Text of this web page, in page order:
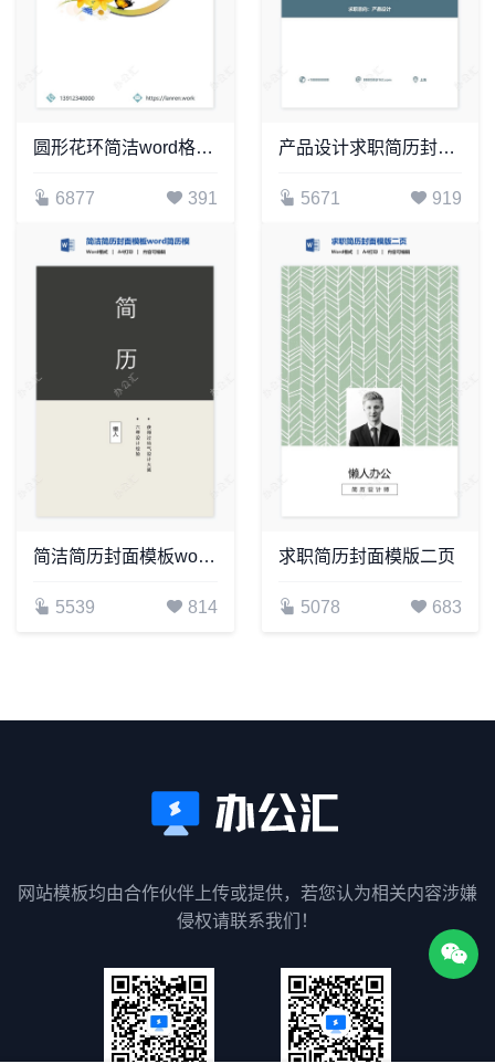
圆形花环简洁word格式简历封面word简历模板
6877 391
产品设计求职简历封面word简历模板
5671 919
简洁简历封面模板word简历模板
5539 814
求职简历封面模版二页
5078 683
网站模板均由合作伙伴上传或提供，若您认为相关内容涉嫌
侵权请联系我们！